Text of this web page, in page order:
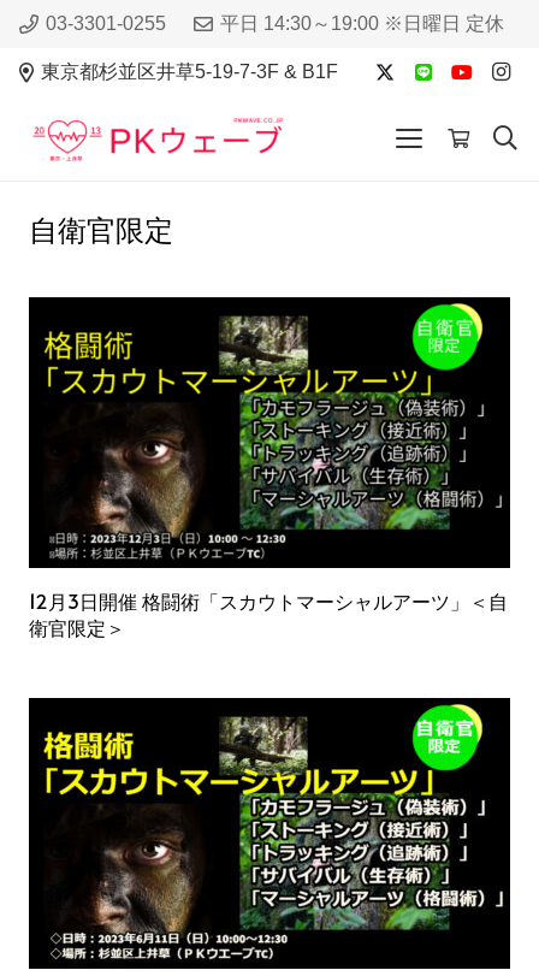
03-3301-0255 平日 14:30～19:00 ※日曜日 定休
東京都杉並区井草5-19-7-3F & B1F
自衛官限定
12月3日開催 格闘術「スカウトマーシャルアーツ」＜自
衛官限定＞